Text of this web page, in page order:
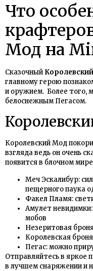
Что
Мод на
Сказочный Королевский
главному герою
и оружием. Более того,
белоснежным Пегасом.
Королевский Мод
взгляда ведь он очень
появится в блочном
Меч Эскалибур:
пещерного паука
Факел Пламя:
Амулет невидимки:
мобов
Незеритовая
Королевская
Пегас: можно
Отправляйтесь в яркое
в лучшем снаряжении и